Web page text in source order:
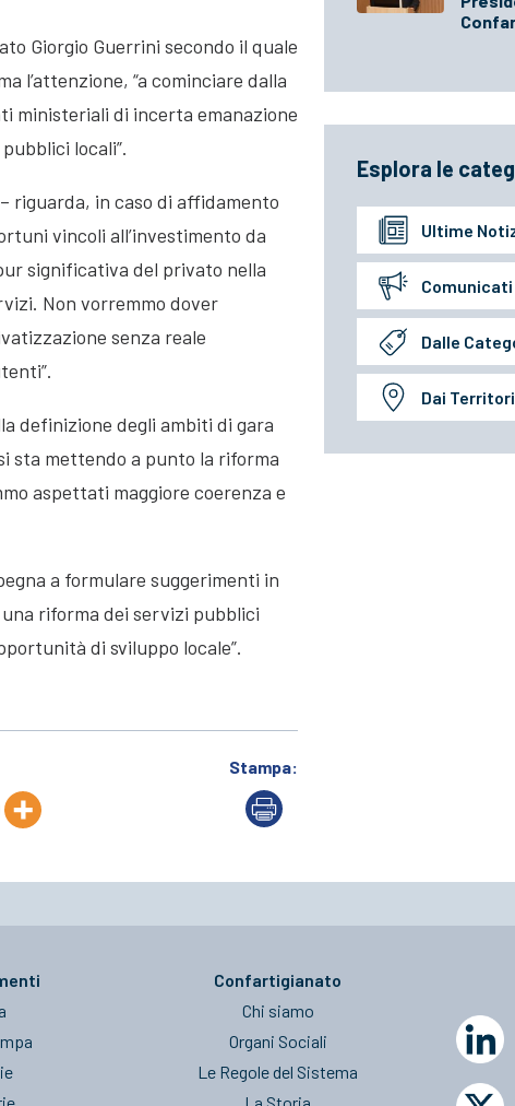
Giorgio Guerrini secondo il quale
l’attenzione, “a cominciare dalla
ministeriali di incerta emanazione
locali”.
riguarda, in caso di affidamento
vincoli all’investimento da
significativa del privato nella
Non vorremmo dover
senza reale
definizione degli ambiti di gara
sta mettendo a punto la riforma
aspettati maggiore coerenza e
a formulare suggerimenti in
riforma dei servizi pubblici
di sviluppo locale”.
Stampa:
Esplora le
Ultime
Dalle
Dai Territori
Confartigianato
Chi siamo
Organi Sociali
Le Regole del Sistema